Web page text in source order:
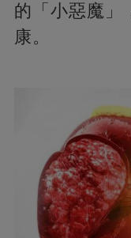
的「小惡魔」
康。